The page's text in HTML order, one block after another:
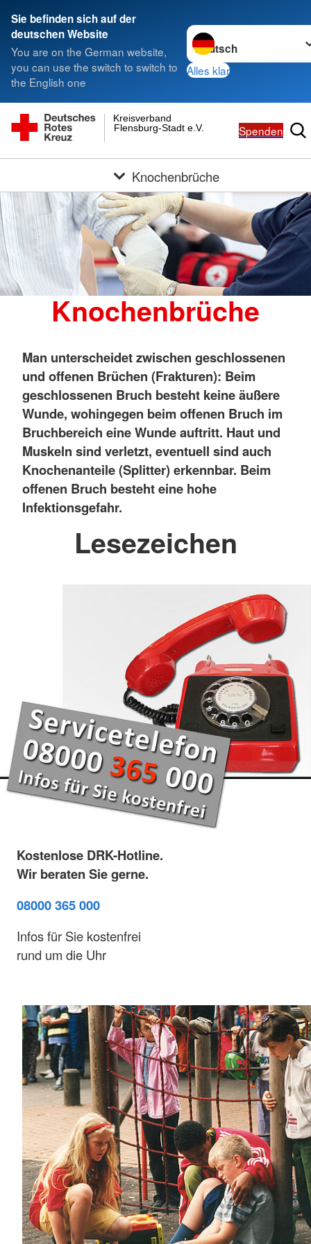
Sie befinden sich auf der
deutschen Website
You are on the German website,
you can use the switch to switch to
the English one
Sprache wechseln zu
Alles klar
Flensburg-Stadt e.V.
Kreisverband
Spenden
Knochenbrüche
Knochenbrüche
Man unterscheidet zwischen geschlossenen
und offenen Brüchen (Frakturen): Beim
geschlossenen Bruch besteht keine äußere
Wunde, wohingegen beim offenen Bruch im
Bruchbereich eine Wunde auftritt. Haut und
Muskeln sind verletzt, eventuell sind auch
Knochenanteile (Splitter) erkennbar. Beim
offenen Bruch besteht eine hohe
Infektionsgefahr.
Lesezeichen
Kostenlose DRK-Hotline.
Wir beraten Sie gerne.
08000 365 000
Infos für Sie kostenfrei
rund um die Uhr